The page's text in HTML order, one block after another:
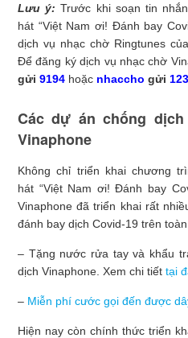
Lưu ý: Trước khi soạn tin
hát “Việt Nam ơi! Đánh bay
dịch vụ nhạc chờ Ringtunes
Để đăng ký dịch vụ nhạc chờ
gửi 9194 hoặc nhaccho gửi 123
Các dự án chống
Vinaphone
Không chỉ triển khai chương
hát “Việt Nam ơi! Đánh bay
Vinaphone đã triển khai rất
đánh bay dịch Covid-19 trên
– Tặng nước rửa tay và khẩu
dịch Vinaphone. Xem chi tiết tại
– Miễn phí cước gọi đến được
Hiện nay còn chính thức triển